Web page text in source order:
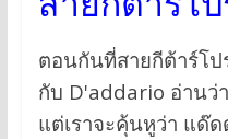
ตอนกันที่สายกีต้าร์โ
กับ D'addario อ่านว่
แต่เราจะคุ้นหูว่า แด๊ด